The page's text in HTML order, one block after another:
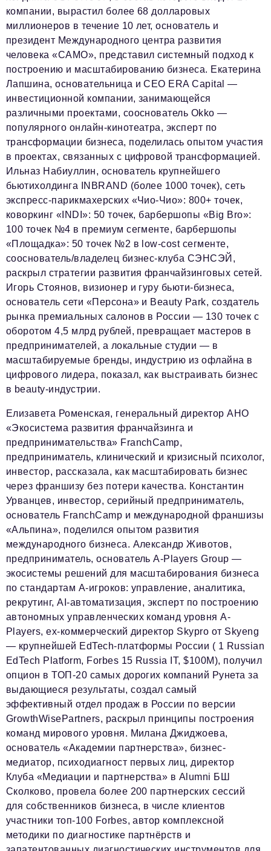
компании, вырастил более 68 долларовых
миллионеров в течение 10 лет, основатель и
президент Международного центра развития
человека «САМО», представил системный подход к
построению и масштабированию бизнеса. Екатерина
Лапшина, основательница и CEO ERA Capital —
инвестиционной компании, занимающейся
различными проектами, сооснователь Okko —
популярного онлайн-кинотеатра, эксперт по
трансформации бизнеса, поделилась опытом участия
в проектах, связанных с цифровой трансформацией.
Ильназ Набиуллин, основатель крупнейшего
бьютихолдинга INBRAND (более 1000 точек), сеть
экспресс-парикмахерских «Чио-Чио»: 800+ точек,
коворкинг «INDI»: 50 точек, барбершопы «Big Bro»:
100 точек №4 в премиум сегменте, барбершопы
«Площадка»: 50 точек №2 в low-cost сегменте,
сооснователь/владелец бизнес-клуба СЭНСЭЙ,
раскрыл стратегии развития франчайзинговых сетей.
Игорь Стоянов, визионер и гуру бьюти-бизнеса,
основатель сети «Персона» и Beauty Park, создатель
рынка премиальных салонов в России — 130 точек с
оборотом 4,5 млрд рублей, превращает мастеров в
предпринимателей, а локальные студии — в
масштабируемые бренды, индустрию из офлайна в
цифрового лидера, показал, как выстраивать бизнес
в beauty-индустрии.
Елизавета Роменская, генеральный директор АНО
«Экосистема развития франчайзинга и
предпринимательства» FranchCamp,
предприниматель, клинический и кризисный психолог,
инвестор, рассказала, как масштабировать бизнес
через франшизу без потери качества. Константин
Урванцев, инвестор, серийный предприниматель,
основатель FranchCamp и международной франшизы
«Альпина», поделился опытом развития
международного бизнеса. Александр Животов,
предприниматель, основатель A-Players Group —
экосистемы решений для масштабирования бизнеса
по стандартам A-игроков: управление, аналитика,
рекрутинг, AI-автоматизация, эксперт по построению
автономных управленческих команд уровня A-
Players, ex-коммерческий директор Skypro от Skyeng
— крупнейшей EdTech-платформы России ( 1 Russian
EdTech Platform, Forbes 15 Russia IT, $100M), получил
опцион в ТОП-20 самых дорогих компаний Рунета за
выдающиеся результаты, создал самый
эффективный отдел продаж в России по версии
GrowthWisePartners, раскрыл принципы построения
команд мирового уровня. Милана Джиджоева,
основатель «Академии партнерства», бизнес-
медиатор, психодиагност первых лиц, директор
Клуба «Медиации и партнерства» в Alumni БШ
Сколково, провела более 200 партнерских сессий
для собственников бизнеса, в числе клиентов
участники топ-100 Forbes, автор комплексной
методики по диагностике партнёрств и